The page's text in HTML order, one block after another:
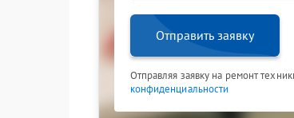
Отправить заявку
Отправляя заявку на ремонт
конфиденциальности